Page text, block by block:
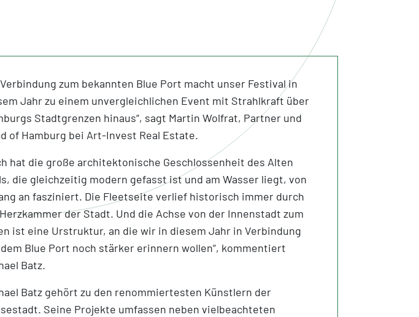
zum bekannten Blue Port macht unser Festival in
Jahr zu einem unvergleichlichen Event mit Strahlkraft über
Stadtgrenzen hinaus“, sagt Martin Wolfrat, Partner und
of Hamburg bei Art-Invest Real Estate.
hat die große architektonische Geschlossenheit des Alten
die gleichzeitig modern gefasst ist und am Wasser liegt, von
an fasziniert. Die Fleetseite verlief historisch immer durch
der Stadt. Und die Achse von der Innenstadt zum
ist eine Urstruktur, an die wir in diesem Jahr in Verbindung
Blue Port noch stärker erinnern wollen“, kommentiert
Batz.
Batz gehört zu den renommiertesten Künstlern der
Seine Projekte umfassen neben vielbeachteten